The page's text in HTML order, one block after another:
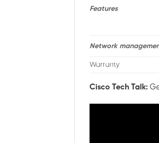
Features
Network
Warranty
Cisco Tech Talk: